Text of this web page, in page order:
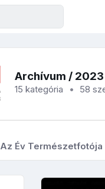
Archívum / 2023
15 kategória 58
Az Év Természetfotója